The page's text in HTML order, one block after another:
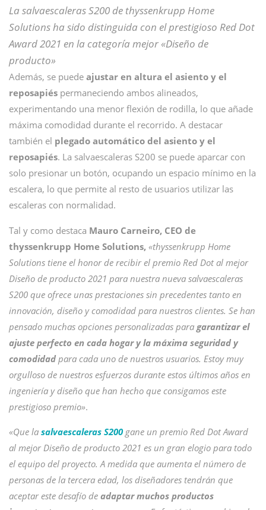
La salvaescaleras S200 de thyssenkrupp Home
Solutions ha sido distinguida con el prestigioso Red Dot
Award 2021 en la categoría mejor «Diseño de
producto»
Además, se puede ajustar en altura el asiento y el
reposapiés permaneciendo ambos alineados,
experimentando una menor flexión de rodilla, lo que añade
máxima comodidad durante el recorrido. A destacar
también el plegado automático del asiento y el
reposapiés. La salvaescaleras S200 se puede aparcar con
solo presionar un botón, ocupando un espacio mínimo en la
escalera, lo que permite al resto de usuarios utilizar las
escaleras con normalidad.
Tal y como destaca Mauro Carneiro, CEO de
thyssenkrupp Home Solutions, «thyssenkrupp Home
Solutions tiene el honor de recibir el premio Red Dot al mejor
Diseño de producto 2021 para nuestra nueva salvaescaleras
S200 que ofrece unas prestaciones sin precedentes tanto en
innovación, diseño y comodidad para nuestros clientes. Se han
pensado muchas opciones personalizadas para garantizar el
ajuste perfecto en cada hogar y la máxima seguridad y
comodidadpara cada uno de nuestros usuarios. Estoy muy
orgulloso de nuestros esfuerzos durante estos últimos años en
ingeniería y diseño que han hecho que consigamos este
prestigioso premio».
«Que la salvaescaleras S200gane un premio Red Dot Award
al mejor Diseño de producto 2021 es un gran elogio para todo
el equipo del proyecto. A medida que aumenta el número de
personas de la tercera edad, los diseñadores tendrán que
aceptar este desafío de adaptar muchos productos